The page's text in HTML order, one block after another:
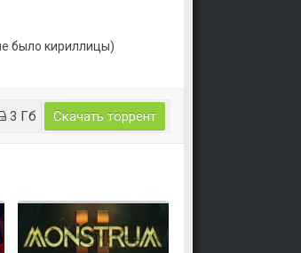
было кириллицы)
3 Гб Скачать торрент